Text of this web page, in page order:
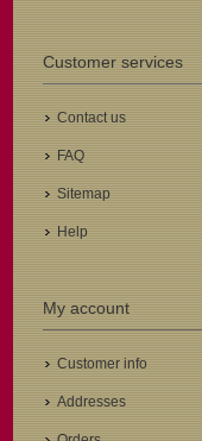
Customer services
Contact us
FAQ
Sitemap
Help
My account
Customer info
Addresses